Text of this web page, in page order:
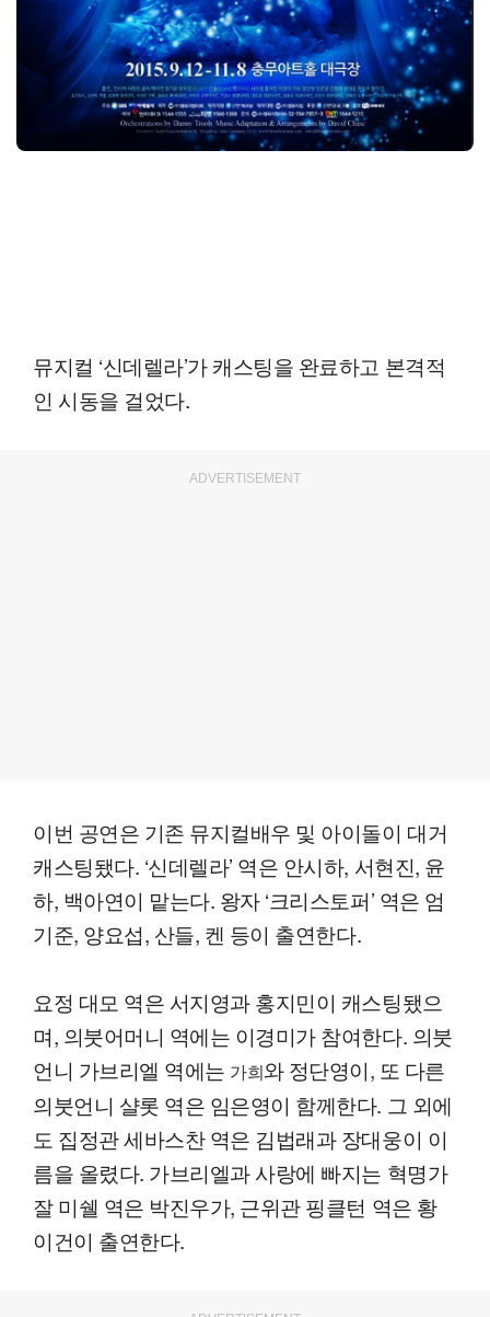
뮤지컬 ‘신데렐라’가 캐스팅을 완료하고 본격적
인 시동을 걸었다.
ADVERTISEMENT
이번 공연은 기존 뮤지컬배우 및 아이돌이 대거
캐스팅됐다. ‘신데렐라’ 역은 안시하, 서현진, 윤
하, 백아연이 맡는다. 왕자 ‘크리스토퍼’ 역은 엄
기준, 양요섭, 산들, 켄 등이 출연한다.
요정 대모 역은 서지영과 홍지민이 캐스팅됐으
며, 의붓어머니 역에는 이경미가 참여한다. 의붓
언니 가브리엘 역에는 가희 와 정단영이, 또 다른
의붓언니 샬롯 역은 임은영이 함께한다. 그 외에
도 집정관 세바스찬 역은 김법래과 장대웅이 이
름을 올렸다. 가브리엘과 사랑에 빠지는 혁명가
잘 미쉘 역은 박진우가, 근위관 핑클턴 역은 황
이건이 출연한다.